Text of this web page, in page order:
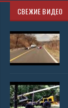
СВЕЖИЕ ВИДЕО